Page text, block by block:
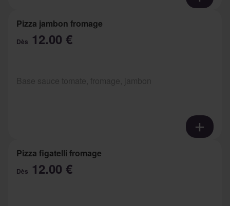
Pizza jambon fromage
Dès 12.00 €
Pizza figatelli fromage
Dès 12.00 €